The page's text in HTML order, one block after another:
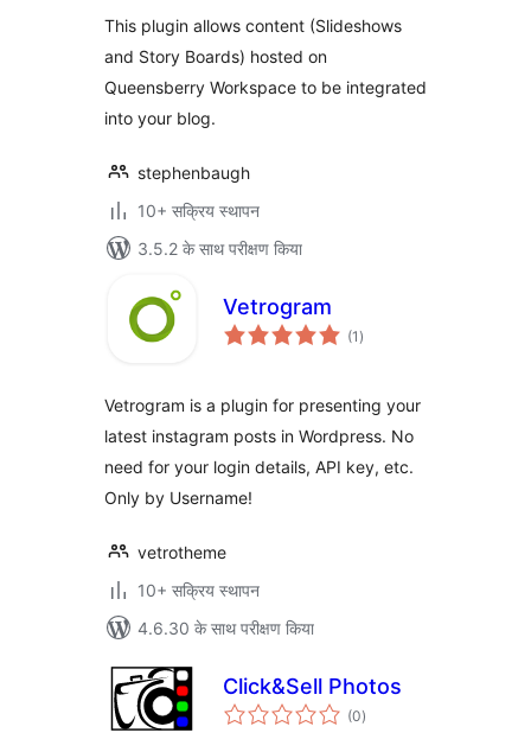
This plugin allows content (Slideshows
and Story Boards) hosted on
Queensberry Workspace to be integrated
into your blog.
stephenbaugh
10+ सक्रिय स्थापन
3.5.2 के साथ परीक्षण किया
Vetrogram
(1 कुल
दर)
Vetrogram is a plugin for presenting your
latest instagram posts in Wordpress. No
need for your login details, API key, etc.
Only by Username!
vetrotheme
10+ सक्रिय स्थापन
4.6.30 के साथ परीक्षण किया
Click&Sell Photos
(0कुल
दर)